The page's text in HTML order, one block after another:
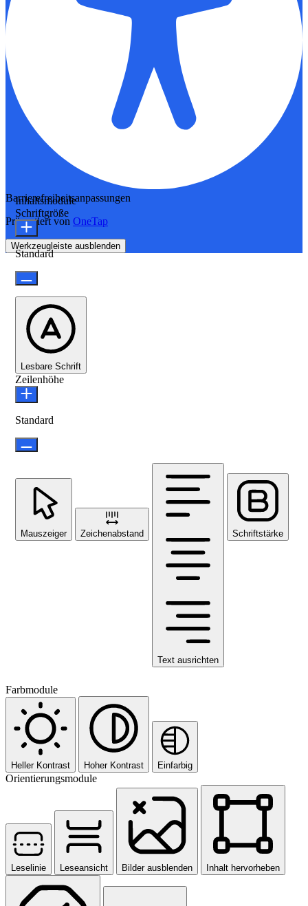
Barrierefreiheitsanpassungen
Präsentiert von OneTap
Werkzeugleiste ausblenden
Inhaltsmodule
Schriftgröße
Standard
Lesbare Schrift
Zeilenhöhe
Standard
Mauszeiger Zeichenabstand
Text ausrichten
Schriftstärke
Farbmodule
Heller Kontrast Hoher Kontrast Einfarbig
Orientierungsmodule
Leselinie Leseansicht Bilder ausblenden Inhalt hervorheben